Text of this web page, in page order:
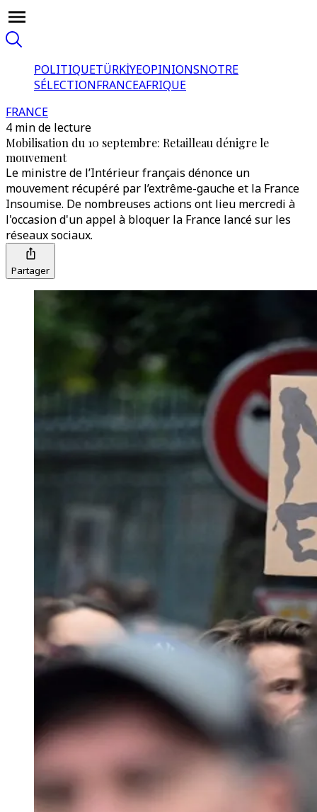
POLITIQUETÜRKİYEOPINIONSNOTRE
SÉLECTIONFRANCEAFRIQUE
FRANCE
4 min de lecture
Mobilisation du 10 septembre: Retailleau dénigre le
mouvement
Le ministre de l’Intérieur français dénonce un
mouvement récupéré par l’extrême-gauche et la France
Insoumise. De nombreuses actions ont lieu mercredi à
l'occasion d'un appel à bloquer la France lancé sur les
réseaux sociaux.
Partager